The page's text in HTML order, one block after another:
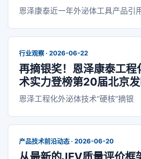
恩泽康泰近一年外泌体工具产品引
行业观察 · 2026-06-22
再摘银奖！恩泽康泰工程
术实力登榜第20届北京
恩泽工程化外泌体技术“硬核”摘银
产品技术前沿动态 · 2026-06-20